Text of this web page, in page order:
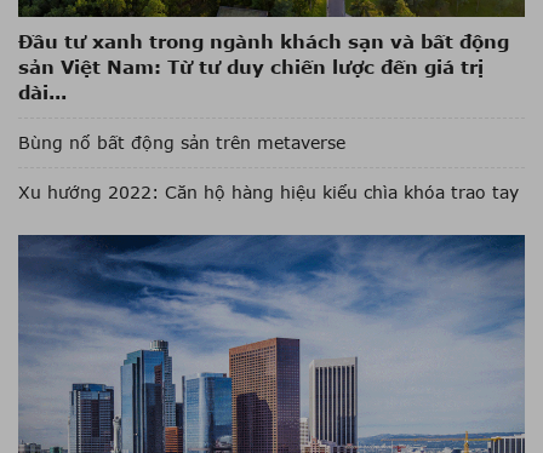
Đầu tư xanh trong ngành khách sạn và bất động
sản Việt Nam: Từ tư duy chiến lược đến giá trị
dài...
Bùng nổ bất động sản trên metaverse
Xu hướng 2022: Căn hộ hàng hiệu kiểu chìa khóa trao tay